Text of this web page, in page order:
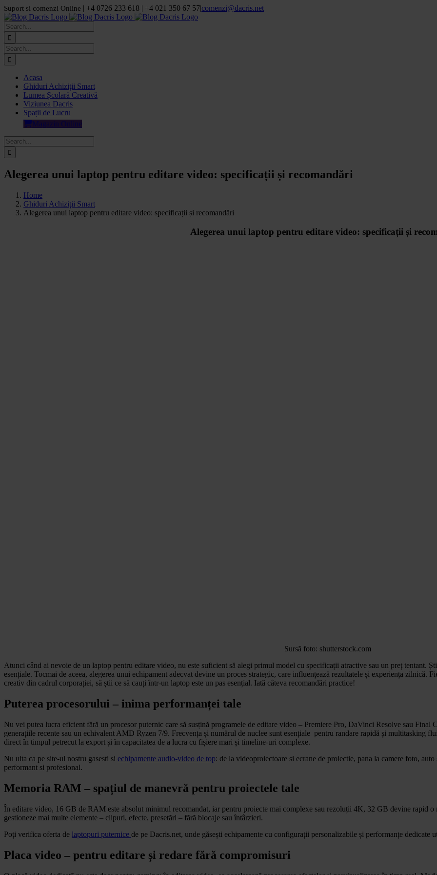
Skip
to
content
Suport si comenzi Online | +4 0726 233 618 | +4 021 350 67 57|comenzi@dacris.net
Facebook
LinkedIn
YouTube
Pinterest
Search
for:
Search
for:
Acasa
Ghiduri Achiziții Smart
Lumea Școlară Creativă
Viziunea Dacris
Spații de Lucru
Magazin Online
Search
for:
Alegerea unui laptop pentru editare video: specificații și recomandări
Home
Ghiduri Achiziții Smart
Alegerea unui laptop pentru editare video: specificații și recomandări
Alegerea unui laptop pentru editare video: specificații și
Sursă foto: shutterstock.com
Atunci când ai nevoie de un laptop pentru editare video, nu este suficient să alegi primul model cu specificații atractive sau un preț tentant.
esențiale. Tocmai de aceea, alegerea unui echipament adecvat devine un proces strategic, care influențează rezultatele și experiența zilnică.
creativ din cadrul corporației, să știi ce să cauți într-un laptop este un pas esențial. Iată câteva recomandări practice!
Puterea procesorului – inima performanței tale
Nu vei putea lucra eficient fără un procesor puternic care să susțină programele de editare video – Premiere Pro, DaVinci Resolve sau
generațiile recente sau un echivalent AMD Ryzen 7/9. Frecvența și numărul de nuclee sunt esențiale pentru randare rapidă și multitasking
direct în timpul petrecut la export și în capacitatea de a lucra cu fișiere mari și timeline-uri complexe.
Nu uita ca pe site-ul nostru gasesti si echipamente audio-video de top: de la videoproiectoare si ecrane de proiectie, pana la camere foto, auto
performant si profesional.
Memoria RAM – spațiul de manevră pentru proiectele tale
În editare video, 16 GB de RAM este absolut minimul recomandat, iar pentru proiecte mai complexe sau rezoluții 4K, 32 GB devine rapid
gestioneze mai multe elemente – clipuri, efecte, presetări – fără blocaje sau întârzieri.
Poți verifica oferta de laptopuri puternice de pe Dacris.net, unde găsești echipamente cu configurații personalizabile și performanțe dedicate
Placa video – pentru editare și redare fără compromisuri